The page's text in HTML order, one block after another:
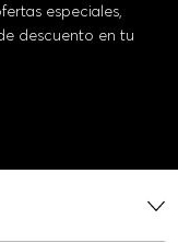
especiales,
descuento en tu